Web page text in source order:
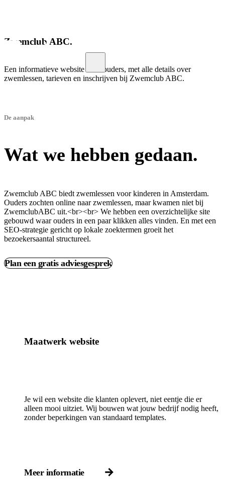
Zwemclub ABC.
Een informatieve website voor ouders, met alle details over
zwemlessen, tarieven en inschrijven bij Zwemclub ABC.
Wat we hebben gedaan.
De aanpak
Zwemclub ABC biedt zwemlessen voor kinderen in Amsterdam.
Ouders zochten online naar zwemlessen, maar kwamen niet bij
ZwemclubABC uit.<br><br> We hebben een overzichtelijke site
gebouwd waar ouders in een paar klikken alles vinden. En met een
SEO-strategie gericht op lokale zoektermen groeit het
bezoekersaantal structureel.
Plan een gratis adviesgesprek
Maatwerk website
Je wil een website die klanten oplevert, niet eentje die er
alleen mooi uitziet. Wij bouwen wat jouw bedrijf nodig heeft,
zonder beperkingen van standaard templates.
Meer informatie